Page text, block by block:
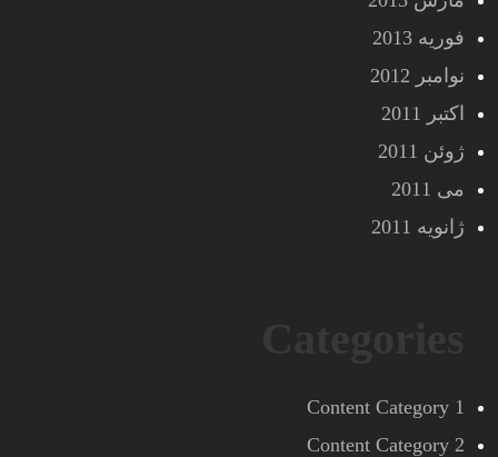
فوریه 2013
نوامبر 2012
اکتبر 2011
ژوئن 2011
می 2011
ژانویه 2011
Content Category 1
Content Category 2